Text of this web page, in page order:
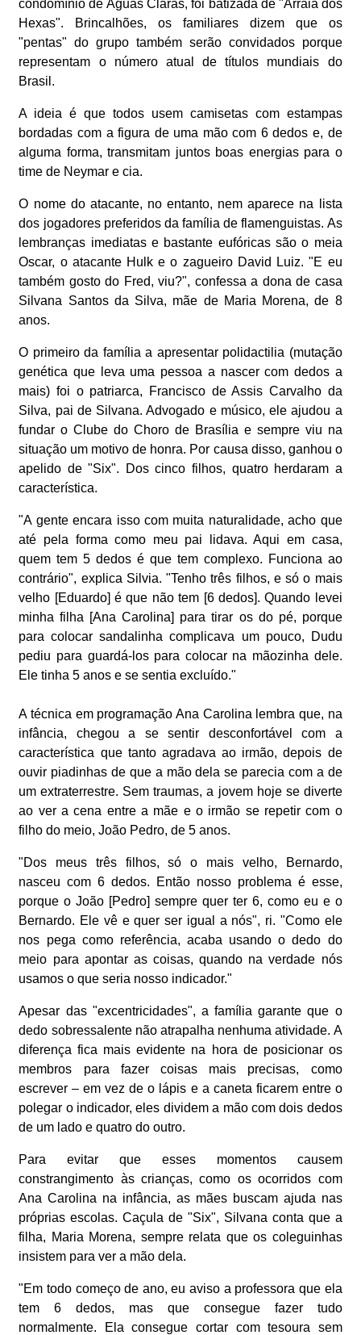
condomínio de Águas Claras, foi batizada de "Arraiá dos
Hexas". Brincalhões, os familiares dizem que os
"pentas" do grupo também serão convidados porque
representam o número atual de títulos mundiais do
Brasil.
A ideia é que todos usem camisetas com estampas
bordadas com a figura de uma mão com 6 dedos e, de
alguma forma, transmitam juntos boas energias para o
time de Neymar e cia.
O nome do atacante, no entanto, nem aparece na lista
dos jogadores preferidos da família de flamenguistas. As
lembranças imediatas e bastante eufóricas são o meia
Oscar, o atacante Hulk e o zagueiro David Luiz. "E eu
também gosto do Fred, viu?", confessa a dona de casa
Silvana Santos da Silva, mãe de Maria Morena, de 8
anos.
O primeiro da família a apresentar polidactilia (mutação
genética que leva uma pessoa a nascer com dedos a
mais) foi o patriarca, Francisco de Assis Carvalho da
Silva, pai de Silvana. Advogado e músico, ele ajudou a
fundar o Clube do Choro de Brasília e sempre viu na
situação um motivo de honra. Por causa disso, ganhou o
apelido de "Six". Dos cinco filhos, quatro herdaram a
característica.
"A gente encara isso com muita naturalidade, acho que
até pela forma como meu pai lidava. Aqui em casa,
quem tem 5 dedos é que tem complexo. Funciona ao
contrário", explica Silvia. "Tenho três filhos, e só o mais
velho [Eduardo] é que não tem [6 dedos]. Quando levei
minha filha [Ana Carolina] para tirar os do pé, porque
para colocar sandalinha complicava um pouco, Dudu
pediu para guardá-los para colocar na mãozinha dele.
Ele tinha 5 anos e se sentia excluído."
A técnica em programação Ana Carolina lembra que, na
infância, chegou a se sentir desconfortável com a
característica que tanto agradava ao irmão, depois de
ouvir piadinhas de que a mão dela se parecia com a de
um extraterrestre. Sem traumas, a jovem hoje se diverte
ao ver a cena entre a mãe e o irmão se repetir com o
filho do meio, João Pedro, de 5 anos.
"Dos meus três filhos, só o mais velho, Bernardo,
nasceu com 6 dedos. Então nosso problema é esse,
porque o João [Pedro] sempre quer ter 6, como eu e o
Bernardo. Ele vê e quer ser igual a nós", ri. "Como ele
nos pega como referência, acaba usando o dedo do
meio para apontar as coisas, quando na verdade nós
usamos o que seria nosso indicador."
Apesar das "excentricidades", a família garante que o
dedo sobressalente não atrapalha nenhuma atividade. A
diferença fica mais evidente na hora de posicionar os
membros para fazer coisas mais precisas, como
escrever – em vez de o lápis e a caneta ficarem entre o
polegar o indicador, eles dividem a mão com dois dedos
de um lado e quatro do outro.
Para evitar que esses momentos causem
constrangimento às crianças, como os ocorridos com
Ana Carolina na infância, as mães buscam ajuda nas
próprias escolas. Caçula de "Six", Silvana conta que a
filha, Maria Morena, sempre relata que os coleguinhas
insistem para ver a mão dela.
"Em todo começo de ano, eu aviso a professora que ela
tem 6 dedos, mas que consegue fazer tudo
normalmente. Ela consegue cortar com tesoura sem